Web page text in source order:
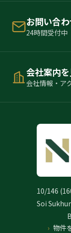
お問い合
24時間受付中
会社案内
会社情報・ア
10/146
Soi
物件